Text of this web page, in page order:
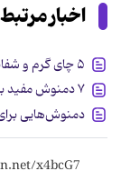
اخبار مرتبط
۵ چای گرم و شفابخش مخصوص پاییز
۷ دمنوش مفید برای بهبود گوارش
دمنوش‌هایی